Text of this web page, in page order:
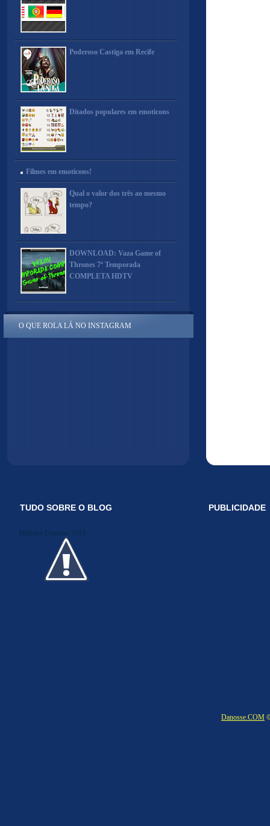
Poderoso Castiga em Recife
Ditados populares em emoticons
Filmes em emoticons!
Qual o valor dos três ao mesmo
tempo?
DOWNLOAD: Vaza Game of
Thrones 7ª Temporada
COMPLETA HDTV
O QUE ROLA LÁ NO INSTAGRAM
TUDO SOBRE O BLOG
Midiakit Danosse 2014
PUBLICIDADE
Danosse.COM